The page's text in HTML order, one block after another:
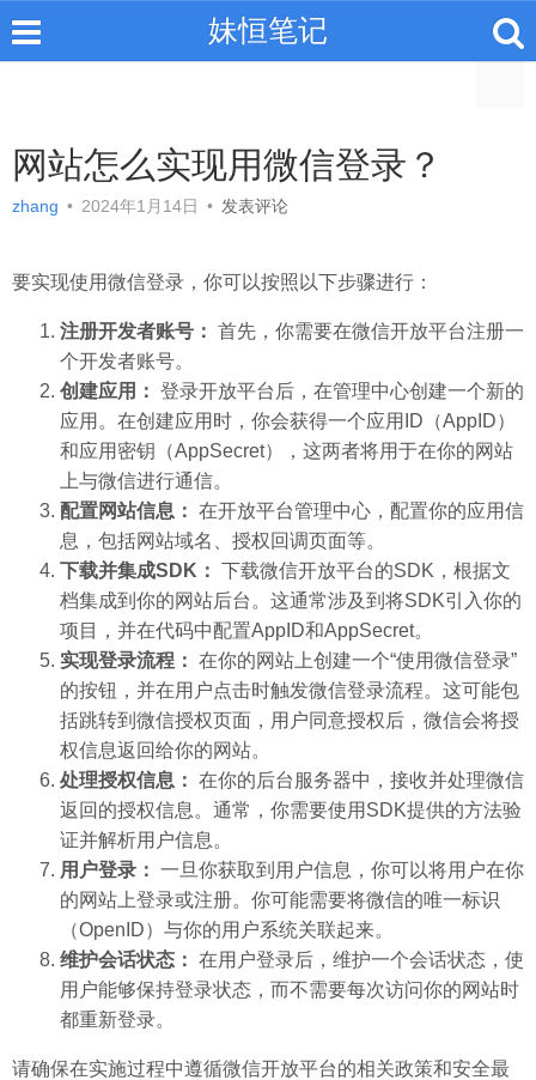
妹恒笔记
网站怎么实现用微信登录？
zhang • 2024年1月14日 • 发表评论
要实现使用微信登录，你可以按照以下步骤进行：
注册开发者账号： 首先，你需要在微信开放平台注册一
个开发者账号。
创建应用： 登录开放平台后，在管理中心创建一个新的
应用。在创建应用时，你会获得一个应用ID（AppID）
和应用密钥（AppSecret），这两者将用于在你的网站
上与微信进行通信。
配置网站信息： 在开放平台管理中心，配置你的应用信
息，包括网站域名、授权回调页面等。
下载并集成SDK： 下载微信开放平台的SDK，根据文
档集成到你的网站后台。这通常涉及到将SDK引入你的
项目，并在代码中配置AppID和AppSecret。
实现登录流程： 在你的网站上创建一个“使用微信登录”
的按钮，并在用户点击时触发微信登录流程。这可能包
括跳转到微信授权页面，用户同意授权后，微信会将授
权信息返回给你的网站。
处理授权信息： 在你的后台服务器中，接收并处理微信
返回的授权信息。通常，你需要使用SDK提供的方法验
证并解析用户信息。
用户登录： 一旦你获取到用户信息，你可以将用户在你
的网站上登录或注册。你可能需要将微信的唯一标识
（OpenID）与你的用户系统关联起来。
维护会话状态： 在用户登录后，维护一个会话状态，使
用户能够保持登录状态，而不需要每次访问你的网站时
都重新登录。
请确保在实施过程中遵循微信开放平台的相关政策和安全最